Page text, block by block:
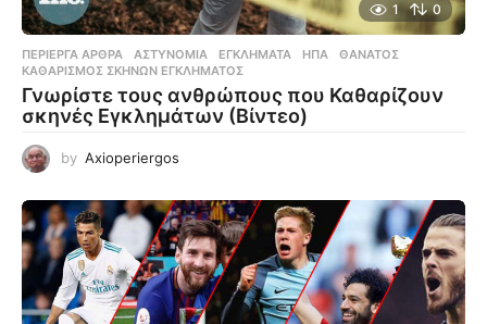
1 0
ΠΕΡΊΕΡΓΑ ΆΡΘΡΑ ΑΣΤΥΝΟΜΊΑ ,ΕΓΚΛΉΜΑΤΑ ,ΗΠΑ ,ΘΆΝΑΤΟΣ
ΚΑΘΑΡΙΣΜΌΣ ΣΚΗΝΏΝ ΕΓΚΛΉΜΑΤΟΣ
Γνωρίστε τους ανθρώπους που Καθαρίζουν
σκηνές Εγκλημάτων (Βίντεο)
by Axioperiergos